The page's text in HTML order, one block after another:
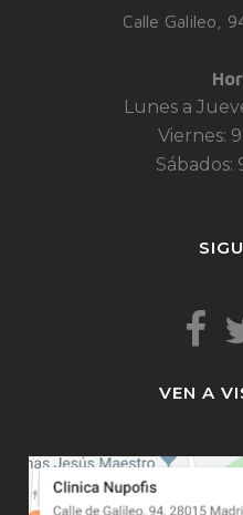
Calle Galileo,
Lunes a
Viernes:
Sábados:
VEN A